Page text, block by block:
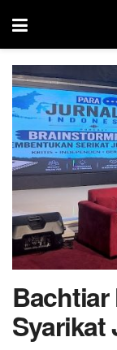
Bachtiar
Syarikat